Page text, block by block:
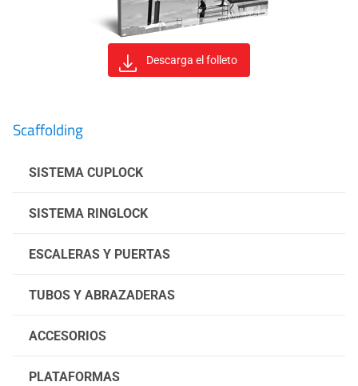
Descarga el folleto
Scaffolding
SISTEMA CUPLOCK
SISTEMA RINGLOCK
ESCALERAS Y PUERTAS
TUBOS Y ABRAZADERAS
ACCESORIOS
PLATAFORMAS